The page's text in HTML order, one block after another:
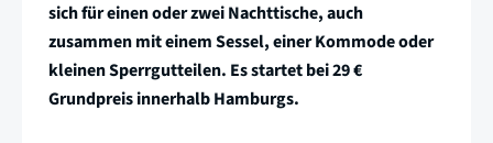
sich für einen oder zwei Nachttische, auch
zusammen mit einem Sessel, einer Kommode oder
kleinen Sperrgutteilen. Es startet bei 29 €
Grundpreis innerhalb Hamburgs.